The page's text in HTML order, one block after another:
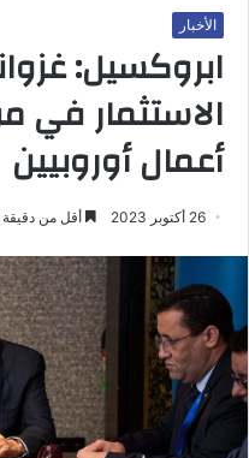
الأخبار
ابروكسيل:
الاستثمار في
أعمال أوروبيين
26 أكتوبر 2023 أقل من دقيقة